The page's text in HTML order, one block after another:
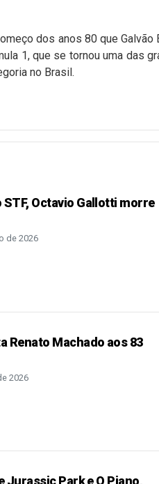
dos anos 80 que Galvão
1, que se tornou uma das
no Brasil.
STF, Octavio Gallotti morre
de 2026
Renato Machado aos 83
2026
Jurassic Park e O Piano,